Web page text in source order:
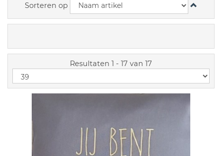
Sorteren op
Resultaten 1 - 17 van 17